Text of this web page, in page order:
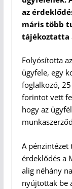
az
máris több
tájékoztatta
Folyósította
ügyfele, egy
foglalkozó,
forintot vett
hogy az
A pénzintézet
érdeklődés a
alig néhány
nyújtottak be